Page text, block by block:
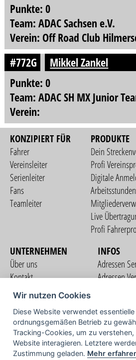
Punkte: 0
Team: ADAC Sachsen e.V.
Verein: Off Road Club
#772G
Mikkel Zankel
Punkte: 0
Team: ADAC SH MX Junior
Verein:
KONZIPIERT FÜR
Fahrer
Vereinsleiter
Serienleiter
Fans
Teamleiter
PRODUKTE
Dein
Profi
Digitale
Live
Profi
UNTERNEHMEN
Über uns
Kontakt
Nutzungsbedingungen
Datenschutzerklärung
Impressum
INFOS
Adressen
Adressen
Wir nutzen Cookies
Diese Website verwendet
ordnungsgemäßen Betrieb zu
Tracking-Cookies, um zu verstehen,
Website interagieren. Letztere
Zustimmung geladen. Mehr